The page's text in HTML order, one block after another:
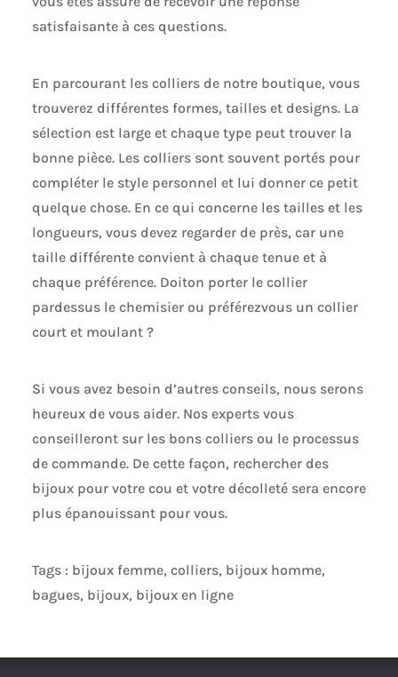
satisfaisante à ces questions.
En parcourant les colliers de notre boutique, vous
trouverez différentes formes, tailles et designs. La
sélection est large et chaque type peut trouver la
bonne pièce. Les colliers sont souvent portés pour
compléter le style personnel et lui donner ce petit
quelque chose. En ce qui concerne les tailles et les
longueurs, vous devez regarder de près, car une
taille différente convient à chaque tenue et à
chaque préférence. Doiton porter le collier
pardessus le chemisier ou préférezvous un collier
court et moulant ?
Si vous avez besoin d’autres conseils, nous serons
heureux de vous aider. Nos experts vous
conseilleront sur les bons colliers ou le processus
de commande. De cette façon, rechercher des
bijoux pour votre cou et votre décolleté sera encore
plus épanouissant pour vous.
Tags : bijoux femme, colliers, bijoux homme,
bagues, bijoux, bijoux en ligne